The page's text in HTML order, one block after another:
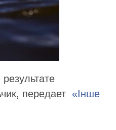
передает «Інше